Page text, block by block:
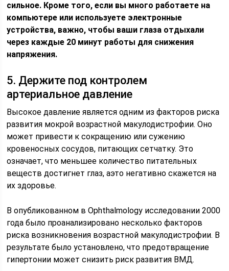
сильное. Кроме того, если вы много работаете на
компьютере или используете электронные
устройства, важно, чтобы ваши глаза отдыхали
через каждые 20 минут работы для снижения
напряжения.
5. Держите под контролем
артериальное давление
Высокое давление является одним из факторов риска
развития мокрой возрастной макулодистрофии. Оно
может привести к сокращению или сужению
кровеносных сосудов, питающих сетчатку. Это
означает, что меньшее количество питательных
веществ достигнет глаз, аэто негативно скажется на
их здоровье.
В опубликованном в Ophthalmology исследовании 2000
года было проанализировано несколько факторов
риска возникновения возрастной макулодистрофии. В
результате было установлено, что предотвращение
гипертонии может снизить риск развития ВМД.